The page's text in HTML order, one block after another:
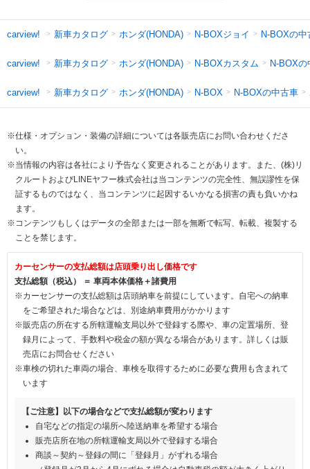
carview! 新車カタログ ホンダ(HONDA) N-BOXジョイ N-BOXの中
carview! 新車カタログ ホンダ(HONDA) N-BOXカスタム N-BOXの
carview! 新車カタログ ホンダ(HONDA) N-BOX N-BOXの中古車
※仕様・オプション・装備の詳細については各販売店にお問い合わせくださ
い。
※当情報の内容は各社により予告なく変更されることがあります。また、(株)リ
クルートおよびLINEヤフー株式会社は当コンテンツの完全性、無誤謬性を保
証するものではなく、当コンテンツに起因するいかなる損害の責も負いかね
ます。
※コンテンツもしくはデータの全部または一部を無断で転写、転載、複製する
ことを禁じます。
カーセンサーの支払総額は店頭乗り出し価格です
支払総額（税込） ＝ 車両本体価格＋諸費用
※カーセンサーの支払総額は店頭納車を前提にしています。自宅への納車
をご希望された場合などは、別途納車費用がかかります
※販売店の所在する所轄運輸支局以外で登録する際や、車の定置場所、登
録月によって、手数料や税金の額が異なる場合があります。詳しくは販
売店にお問合せください
※車検の切れた車両の場合、車検を取得するために必要な費用も含まれて
います
【ご注意】以下の場合などで支払総額が変わります
自宅などの指定の場所へ陸送納車を希望する場合
販売店所在地の所轄運輸支局以外で登録する場合
商談～契約～登録の間に「登録月」がずれる場合